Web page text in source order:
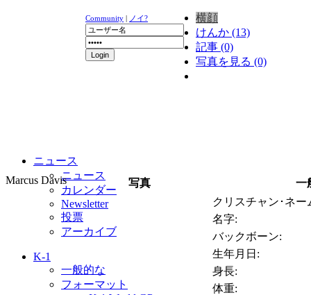
Community | ノイ?
ニュース
ニュース
カレンダー
Newsletter
投票
アーカイブ
K-1
一般的な
フォーマット
横顔
けんか (13)
記事 (0)
写真を見る (0)
Marcus Davis 写真
一
クリスチャン･ネー
名字:
バックボーン:
生年月日:
身長:
体重: